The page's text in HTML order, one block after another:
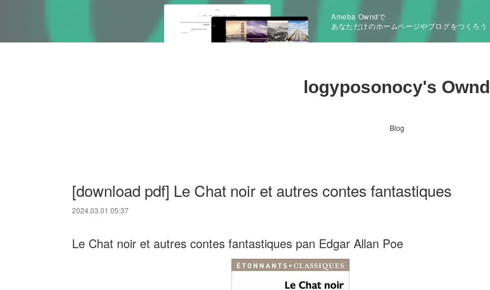
Ameba Owndで
あなただけのホームページやブログをつくろう
logyposonocy's Ownd
Blog
[download pdf] Le Chat noir et autres contes fantastiques
2024.03.01 05:37
Le Chat noir et autres contes fantastiques pan Edgar Allan Poe